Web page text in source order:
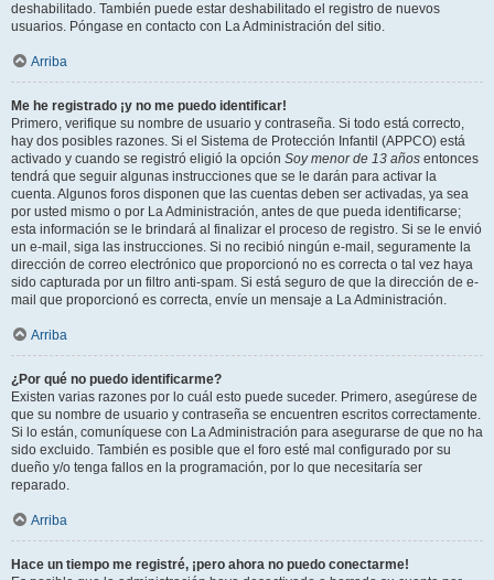
deshabilitado. También puede estar deshabilitado el registro de nuevos
usuarios. Póngase en contacto con La Administración del sitio.
Arriba
Me he registrado ¡y no me puedo identificar!
Primero, verifique su nombre de usuario y contraseña. Si todo está correcto,
hay dos posibles razones. Si el Sistema de Protección Infantil (APPCO) está
activado y cuando se registró eligió la opción Soy menor de 13 años entonces
tendrá que seguir algunas instrucciones que se le darán para activar la
cuenta. Algunos foros disponen que las cuentas deben ser activadas, ya sea
por usted mismo o por La Administración, antes de que pueda identificarse;
esta información se le brindará al finalizar el proceso de registro. Si se le envió
un e-mail, siga las instrucciones. Si no recibió ningún e-mail, seguramente la
dirección de correo electrónico que proporcionó no es correcta o tal vez haya
sido capturada por un filtro anti-spam. Si está seguro de que la dirección de e-
mail que proporcionó es correcta, envíe un mensaje a La Administración.
Arriba
¿Por qué no puedo identificarme?
Existen varias razones por lo cuál esto puede suceder. Primero, asegúrese de
que su nombre de usuario y contraseña se encuentren escritos correctamente.
Si lo están, comuníquese con La Administración para asegurarse de que no ha
sido excluido. También es posible que el foro esté mal configurado por su
dueño y/o tenga fallos en la programación, por lo que necesitaría ser
reparado.
Arriba
Hace un tiempo me registré, ¡pero ahora no puedo conectarme!